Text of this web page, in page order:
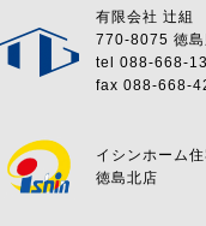
有限会社 辻組
770-8075 徳島
tel 088-668-
fax 088-668-
イシンホーム
徳島北店